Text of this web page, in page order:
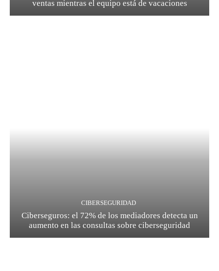
ventas mientras el equipo está de vacaciones
CIBERSEGURIDAD
Ciberseguros: el 72% de los mediadores detecta un
aumento en las consultas sobre ciberseguridad